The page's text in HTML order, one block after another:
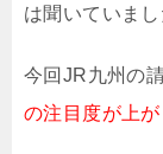
は聞いていまし
今回JR九州の
の注目度が上